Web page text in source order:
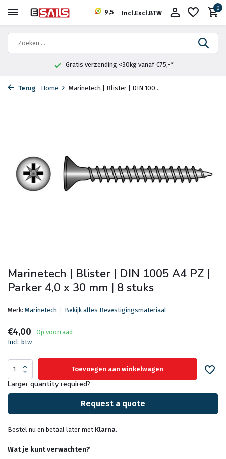
9,5 Incl.Excl.BTW
0
Gratis verzending <30kg vanaf €75,-*
Terug Home Marinetech | Blister | DIN 100...
Marinetech | Blister | DIN 1005 A4 PZ |
Parker 4,0 x 30 mm | 8 stuks
Merk: Marinetech Bekijk alles Bevestigingsmateriaal
€4,00
Op voorraad
Incl. btw
Toevoegen aan winkelwagen
Larger quantity required?
Request a quote
Bestel nu en betaal later met Klarna.
Wat je kunt verwachten?